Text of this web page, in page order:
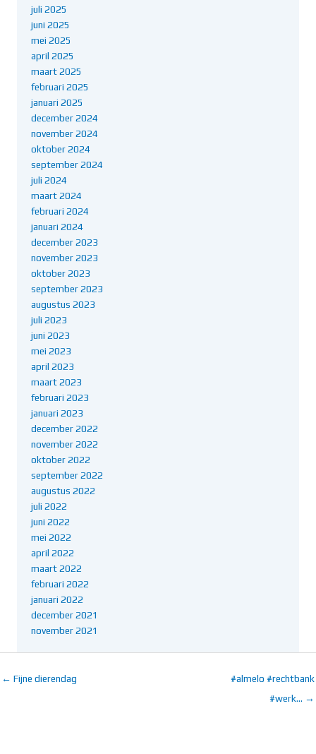
juli 2025
juni 2025
mei 2025
april 2025
maart 2025
februari 2025
januari 2025
december 2024
november 2024
oktober 2024
september 2024
juli 2024
maart 2024
februari 2024
januari 2024
december 2023
november 2023
oktober 2023
september 2023
augustus 2023
juli 2023
juni 2023
mei 2023
april 2023
maart 2023
februari 2023
januari 2023
december 2022
november 2022
oktober 2022
september 2022
augustus 2022
juli 2022
juni 2022
mei 2022
april 2022
maart 2022
februari 2022
januari 2022
december 2021
november 2021
← Fijne dierendag
#almelo #rechtbank
#werk… →